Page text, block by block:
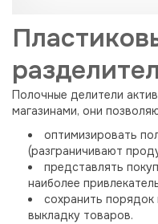
Полочные делители
магазинами, они
оптимизировать
(разграничивают
представлять
наиболее
сохранить порядок
выкладку товаров.